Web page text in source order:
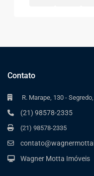
Contato
R. Marape, 130 -
(21) 98578-2335
(21) 98578-2335
Wagner Motta Imóveis